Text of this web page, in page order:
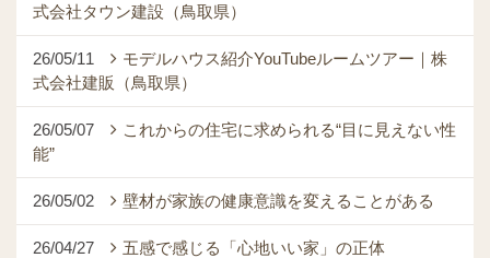
式会社タウン建設（鳥取県）
26/05/11
モデルハウス紹介YouTubeルームツアー｜株
式会社建販（鳥取県）
26/05/07
これからの住宅に求められる“目に見えない性
能”
26/05/02 壁材が家族の健康意識を変えることがある
26/04/27 五感で感じる「心地いい家」の正体